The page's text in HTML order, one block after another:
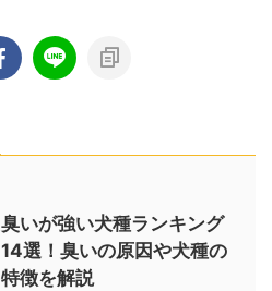
臭いが強い犬種ランキング
14選！臭いの原因や犬種の
特徴を解説